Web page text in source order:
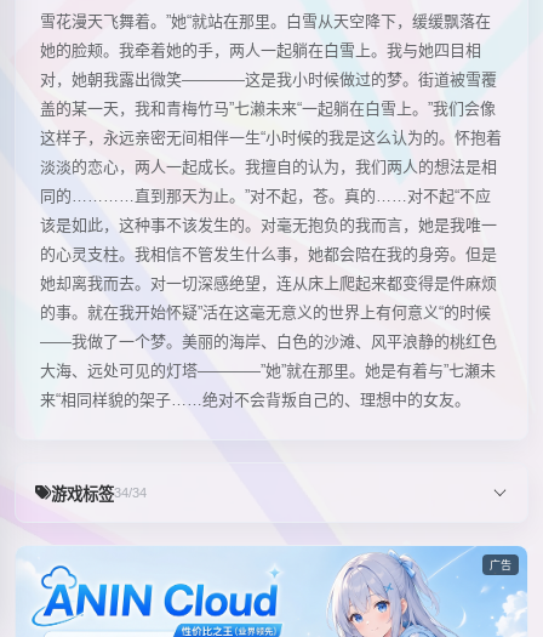
雪花漫天飞舞着。”她“就站在那里。白雪从天空降下，缓缓飘落在
她的脸颊。我牵着她的手，两人一起躺在白雪上。我与她四目相
对，她朝我露出微笑――――这是我小时候做过的梦。街道被雪覆
盖的某一天，我和青梅竹马”七濑未来“一起躺在白雪上。”我们会像
这样子，永远亲密无间相伴一生“小时候的我是这么认为的。怀抱着
淡淡的恋心，两人一起成长。我擅自的认为，我们两人的想法是相
同的…………直到那天为止。”对不起，苍。真的……对不起“不应
该是如此，这种事不该发生的。对毫无抱负的我而言，她是我唯一
的心灵支柱。我相信不管发生什么事，她都会陪在我的身旁。但是
她却离我而去。对一切深感绝望，连从床上爬起来都变得是件麻烦
的事。就在我开始怀疑”活在这毫无意义的世界上有何意义“的时候
――我做了一个梦。美丽的海岸、白色的沙滩、风平浪静的桃红色
大海、远处可见的灯塔――――”她”就在那里。她是有着与”七瀬未
来“相同样貌的架子……绝对不会背叛自己的、理想中的女友。
游戏标签34/34
广告